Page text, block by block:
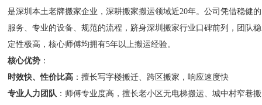
是深圳本土老牌搬家企业，深耕搬家搬运领域近20年。公司凭借稳健的
服务、专业的设备、规范的流程，跻身深圳搬家行业口碑前列，团队稳
定性极高，核心师傅均拥有5年以上搬运经验。
核心优势 ：
时效快、性价比高 ：擅长写字楼搬迁、跨区搬家，响应速度快
专业人力团队 ：师傅专业度高，擅长老小区无电梯搬运、城中村窄巷搬